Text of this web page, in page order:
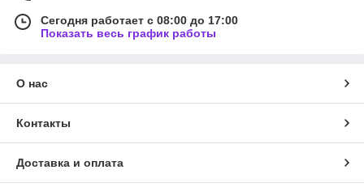
Сегодня работает с 08:00 до 17:00
Показать весь график работы
О нас
Контакты
Доставка и оплата